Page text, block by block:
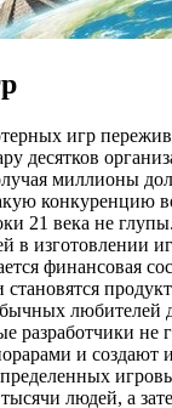
игр
десятков
миллионы
конкуренцию
21 века не
в изготовлении
финансовая
любителей
разработчики не
и создают
людей, а